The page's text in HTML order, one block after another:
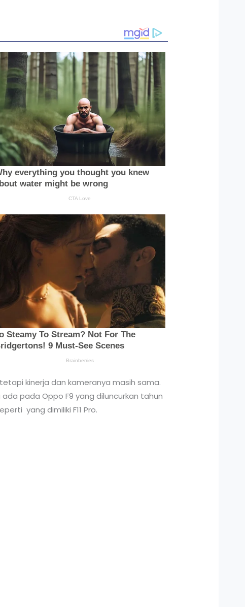
kinerja dan kameranya masih sama.
pada Oppo F9 yang diluncurkan tahun
yang dimiliki F11 Pro.